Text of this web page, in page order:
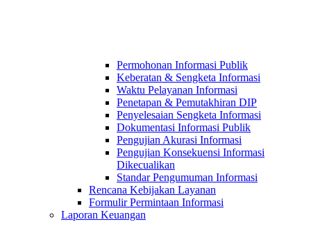
Permohonan Informasi Publik
Keberatan & Sengketa Informasi
Waktu Pelayanan Informasi
Penetapan & Pemutakhiran DIP
Penyelesaian Sengketa Informasi
Dokumentasi Informasi Publik
Pengujian Akurasi Informasi
Pengujian Konsekuensi Informasi
Dikecualikan
Standar Pengumuman Informasi
Rencana Kebijakan Layanan
Formulir Permintaan Informasi
Laporan Keuangan